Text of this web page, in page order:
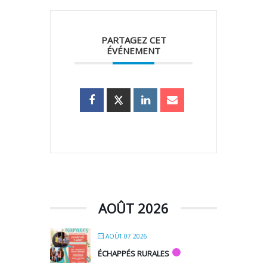
PARTAGEZ CET
ÉVÉNEMENT
AOÛT 2026
AOÛT 07 2026
ÉCHAPPÉS RURALES